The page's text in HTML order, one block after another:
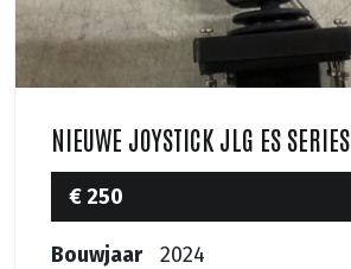
NIEUWE JOYSTICK JLG ES SERIES
€ 250
Bouwjaar 2024